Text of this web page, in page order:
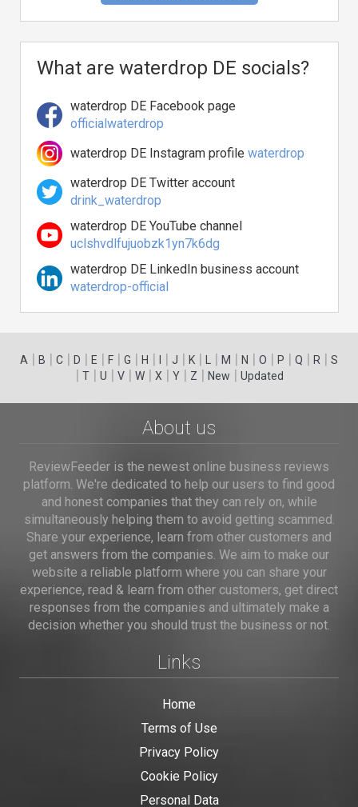
What are waterdrop DE socials?
waterdrop DE Facebook page
officialwaterdrop
waterdrop DE Instagram profile waterdrop
waterdrop DE Twitter account
drink_waterdrop
waterdrop DE YouTube channel
uclshvdlfujuobzk1yn7k6dg
waterdrop DE LinkedIn business account
waterdrop-official
A | B | C | D | E | F | G | H | | J | K | | M | N | O | P | Q | R | S
| T| U | V| W| X | Y| Z | New | Updated
About us
ReviewFeeder is the newest online business reviews
platform. We're dedicated to help our users to find good
and honest companies that they can rely on, while
simultaneously helping them to avoid getting scammed.
Share your experience, learn from other customers and
get answers from the companies. We aim to make our
website a reliable platform where you can share your
experience, read & learn from other customers, get direct
responses from the companies and ultimately make a
decision whether you should trust the business or not.
Links
Home
Terms of Use
Privacy Policy
Cookie Policy
Personal Data